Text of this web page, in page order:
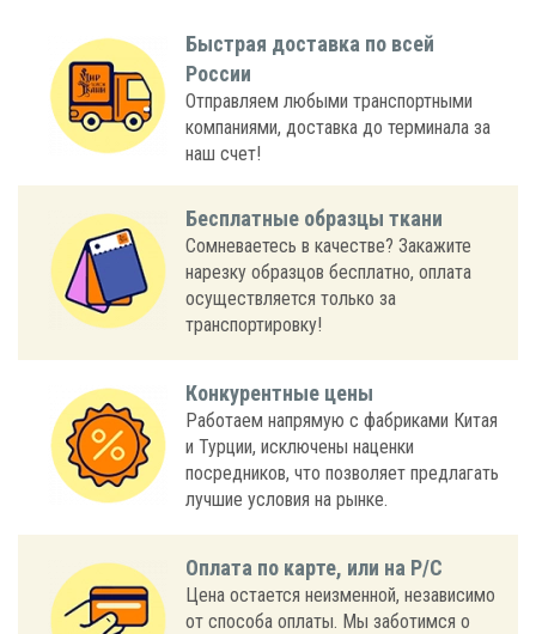
Быстрая доставка по всей
России
Отправляем любыми транспортными
компаниями, доставка до терминала за
наш счет!
Бесплатные образцы ткани
Сомневаетесь в качестве? Закажите
нарезку образцов бесплатно, оплата
осуществляется только за
транспортировку!
Конкурентные цены
Работаем напрямую с фабриками Китая
и Турции, исключены наценки
посредников, что позволяет предлагать
лучшие условия на рынке.
Оплата по карте, или на Р/С
Цена остается неизменной, независимо
от способа оплаты. Мы заботимся о